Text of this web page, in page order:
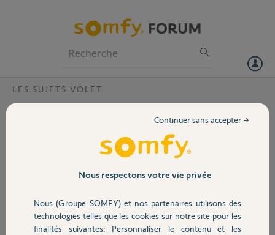
Volet
Sécurité
LES SUJETS VOLET
Existe t'il un capteur de pluie connectable à tahoma pour commander
la descente de mes volets RTS
Participer au fil de discussion
Nous respectons votre vie privée
Nous (Groupe SOMFY) et nos partenaires utilisons des
technologies telles que les cookies sur notre site pour les
finalités suivantes: Personnaliser le contenu et les
Continuer sans accepter →